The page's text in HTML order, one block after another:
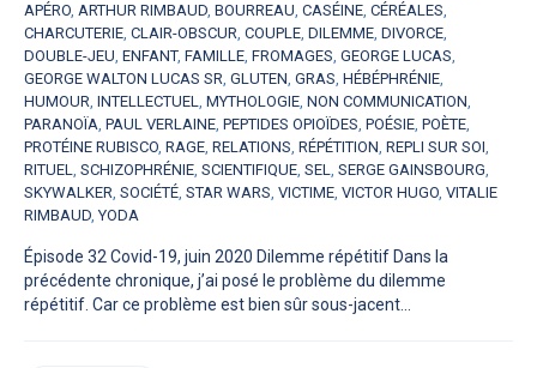
APÉRO, ARTHUR RIMBAUD, BOURREAU, CASÉINE, CÉRÉALES,
CHARCUTERIE, CLAIR-OBSCUR, COUPLE, DILEMME, DIVORCE,
DOUBLE-JEU, ENFANT, FAMILLE, FROMAGES, GEORGE LUCAS,
GEORGE WALTON LUCAS SR, GLUTEN, GRAS, HÉBÉPHRÉNIE,
HUMOUR, INTELLECTUEL, MYTHOLOGIE, NON COMMUNICATION,
PARANOÏA, PAUL VERLAINE, PEPTIDES OPIOÏDES, POÉSIE, POÈTE,
PROTÉINE RUBISCO, RAGE, RELATIONS, RÉPÉTITION, REPLI SUR SOI,
RITUEL, SCHIZOPHRÉNIE, SCIENTIFIQUE, SEL, SERGE GAINSBOURG,
SKYWALKER, SOCIÉTÉ, STAR WARS, VICTIME, VICTOR HUGO, VITALIE
RIMBAUD,YODA
Épisode 32 Covid-19, juin 2020 Dilemme répétitif Dans la
précédente chronique, j’ai posé le problème du dilemme
répétitif. Car ce problème est bien sûr sous-jacent...